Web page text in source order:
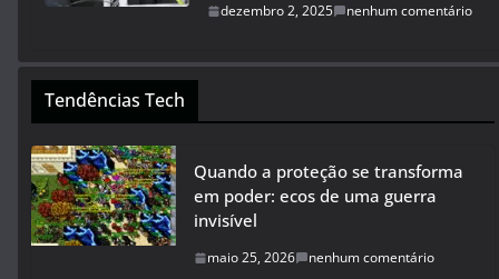
dezembro 2, 2025 nenhum comentário
Tendências Tech
Quando a proteção se transforma
em poder: ecos de uma guerra
invisível
maio 25, 2026 nenhum comentário